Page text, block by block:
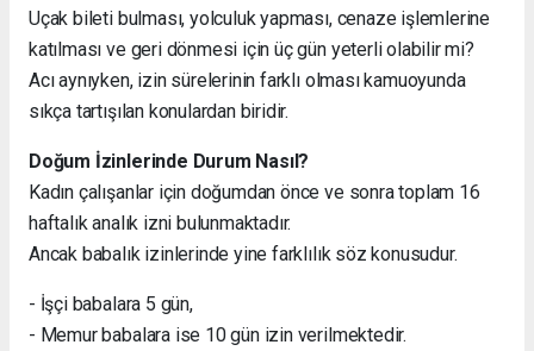
Uçak bileti bulması, yolculuk yapması, cenaze işlemlerine
katılması ve geri dönmesi için üç gün yeterli olabilir mi?
Acı aynıyken, izin sürelerinin farklı olması kamuoyunda
sıkça tartışılan konulardan biridir.
Doğum İzinlerinde Durum Nasıl?
Kadın çalışanlar için doğumdan önce ve sonra toplam 16
haftalık analık izni bulunmaktadır.
Ancak babalık izinlerinde yine farklılık söz konusudur.
- İşçi babalara 5 gün,
- Memur babalara ise 10 gün izin verilmektedir.